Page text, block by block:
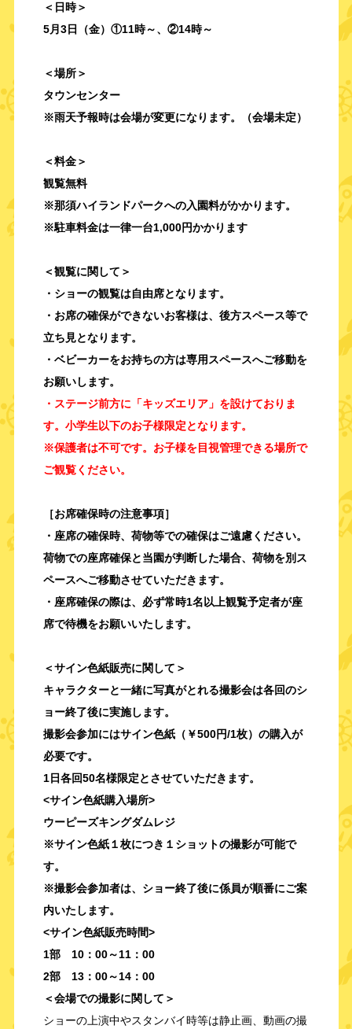
＜日時＞
5月3日（金）①11時～、②14時～
＜場所＞
タウンセンター
※雨天予報時は会場が変更になります。（会場未定）
＜料金＞
観覧無料
※那須ハイランドパークへの入園料がかかります。
※駐車料金は一律一台1,000円かかります
＜観覧に関して＞
・ショーの観覧は自由席となります。
・お席の確保ができないお客様は、後方スペース等で
立ち見となります。
・ベビーカーをお持ちの方は専用スペースへご移動を
お願いします。
・ ステージ前方に「キッズエリア」を設けておりま
す。小学生以下のお子様限定となります。
※保護者は不可です。お子様を目視管理できる場所で
ご観覧ください。
［お席確保時の注意事項］
・座席の確保時、荷物等での確保はご遠慮ください。
荷物での座席確保と当園が判断した場合、荷物を別ス
ペースへご移動させていただきます。
・座席確保の際は、必ず常時1名以上観覧予定者が座
席で待機をお願いいたします。
＜サイン色紙販売に関して＞
キャラクターと一緒に写真がとれる撮影会は各回のシ
ョー終了後に実施します。
撮影会参加にはサイン色紙（￥500円/1枚）の購入が
必要です。
1日各回50名様限定とさせていただきます。
<サイン色紙購入場所>
ウーピーズキングダムレジ
※サイン色紙１枚につき１ショットの撮影が可能で
す。
※撮影会参加者は、ショー終了後に係員が順番にご案
内いたします。
<サイン色紙販売時間>
1部 10：00～11：00
2部 13：00～14：00
＜会場での撮影に関して ＞
ショーの上演中やスタンバイ時等は静止画、動画の撮